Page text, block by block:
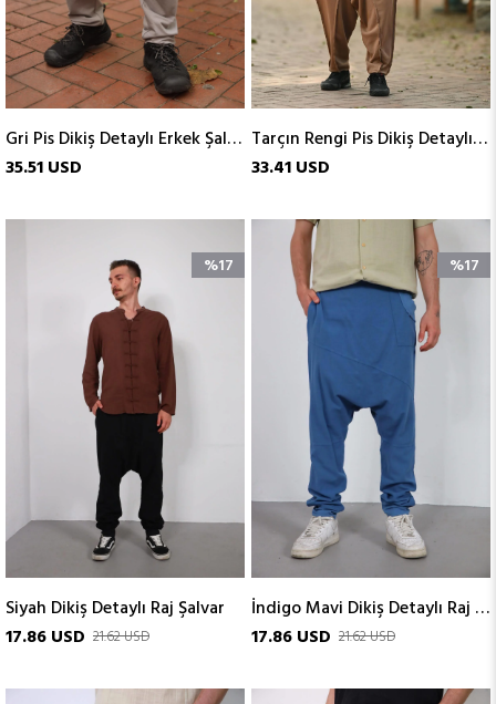
Gri Pis Dikiş Detaylı Erkek Şalvar
35.51 USD
Tarçın Rengi Pis Dikiş Detaylı Paçası Lastikli Erkek Şalvar
33.41 USD
Siyah Dikiş Detaylı Raj Şalvar
17.86 USD 21.62 USD
%17
İndigo Mavi Dikiş Detaylı Raj Şalvar
17.86 USD 21.62 USD
%17